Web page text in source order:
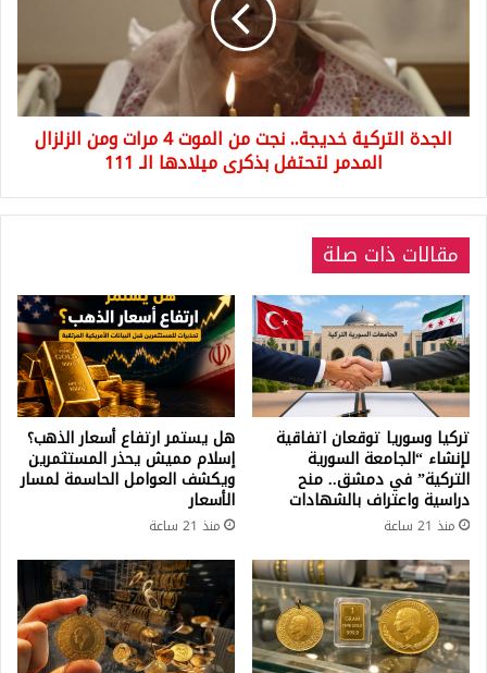
4
ومن
الزلزال
بذكرى
111
الجدة التركية خديجة.. نجت من الموت 4 مرات ومن الزلزال
المدمر لتحتفل بذكرى ميلادها الـ 111
مقالات ذات صلة
تركيا وسوريا توقعان اتفاقية
لإنشاء “الجامعة السورية
التركية” في دمشق.. منح
دراسية واعتراف بالشهادات
منذ 21 ساعة
هل يستمر ارتفاع أسعار الذهب؟
إسلام مميش يحذر المستثمرين
ويكشف العوامل الحاسمة لمسار
الأسعار
منذ 21 ساعة